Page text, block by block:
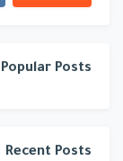
Popular Posts
Recent Posts